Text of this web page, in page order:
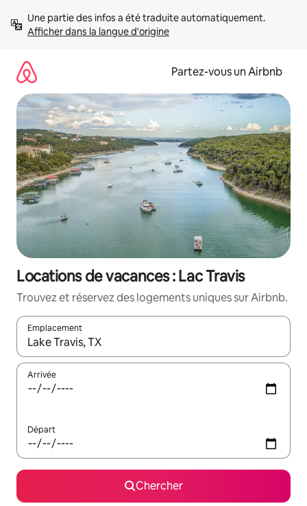
directement
Afficher dans la langue d'origine
Partez-vous un Airbnb
Locations de vacances : Lac Travis
Trouvez et réservez des logements uniques sur Airbnb.
Emplacement
Quand les résultats sont affichés, parcourez-les en utilisant
Arrivée
Départ
Chercher